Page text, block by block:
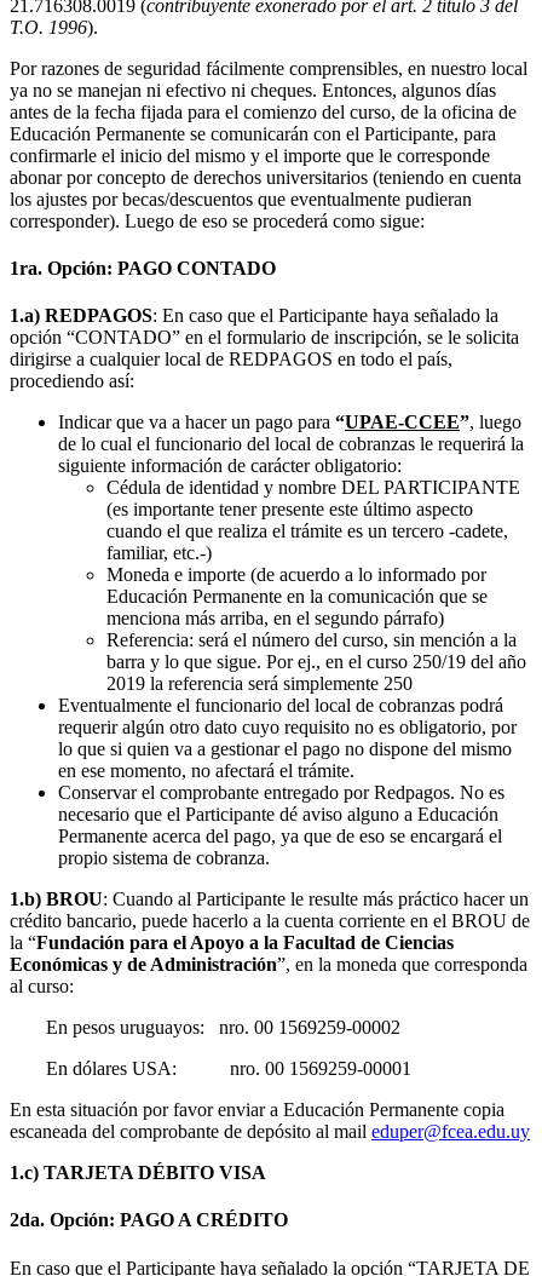
21.716308.0019 (contribuyente exonerado por el art. 2 título 3 del
T.O. 1996).
Por razones de seguridad fácilmente comprensibles, en nuestro local
ya no se manejan ni efectivo ni cheques. Entonces, algunos días
antes de la fecha fijada para el comienzo del curso, de la oficina de
Educación Permanente se comunicarán con el Participante, para
confirmarle el inicio del mismo y el importe que le corresponde
abonar por concepto de derechos universitarios (teniendo en cuenta
los ajustes por becas/descuentos que eventualmente pudieran
corresponder). Luego de eso se procederá como sigue:
1ra. Opción: PAGO CONTADO
1.a) REDPAGOS: En caso que el Participante haya señalado la
opción “CONTADO” en el formulario de inscripción, se le solicita
dirigirse a cualquier local de REDPAGOS en todo el país,
procediendo así:
Indicar que va a hacer un pago para “UPAE-CCEE”, luego
de lo cual el funcionario del local de cobranzas le requerirá la
siguiente información de carácter obligatorio:
Cédula de identidad y nombre DEL PARTICIPANTE
(es importante tener presente este último aspecto
cuando el que realiza el trámite es un tercero -cadete,
familiar, etc.-)
Moneda e importe (de acuerdo a lo informado por
Educación Permanente en la comunicación que se
menciona más arriba, en el segundo párrafo)
Referencia: será el número del curso, sin mención a la
barra y lo que sigue. Por ej., en el curso 250/19 del año
2019 la referencia será simplemente 250
Eventualmente el funcionario del local de cobranzas podrá
requerir algún otro dato cuyo requisito no es obligatorio, por
lo que si quien va a gestionar el pago no dispone del mismo
en ese momento, no afectará el trámite.
Conservar el comprobante entregado por Redpagos. No es
necesario que el Participante dé aviso alguno a Educación
Permanente acerca del pago, ya que de eso se encargará el
propio sistema de cobranza.
1.b) BROU: Cuando al Participante le resulte más práctico hacer un
crédito bancario, puede hacerlo a la cuenta corriente en el BROU de
la “Fundación para el Apoyo a la Facultad de Ciencias
Económicas y de Administración”, en la moneda que corresponda
al curso:
En pesos uruguayos: nro. 00 1569259-00002
En dólares USA: nro. 00 1569259-00001
En esta situación por favor enviar a Educación Permanente copia
escaneada del comprobante de depósito al mail eduper@fcea.edu.uy
1.c) TARJETA DÉBITO VISA
2da. Opción: PAGO A CRÉDITO
En caso que el Participante haya señalado la opción “TARJETA DE